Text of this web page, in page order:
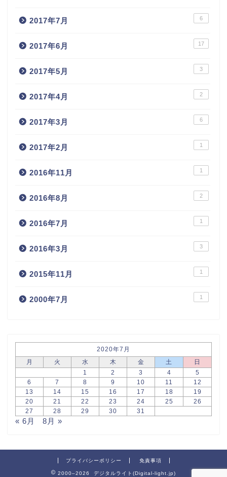
2017年7月 6
2017年6月 17
2017年5月 3
2017年4月 2
2017年3月 6
2017年2月 1
2016年11月 1
2016年8月 2
2016年7月 1
2016年3月 3
2015年11月 1
2000年7月 1
2020年7月
月
火 水 木 金 土
日
1
2 3 4
5
6
7 8 9 10 11
12
13
14 15 16 17 18
19
20
21 22 23 24 25
26
27
28 29 30 31
« 6月 8月 »
プライバシーポリシー 免責事項
2000–2026 デジタルライト(Digital-light.jp)